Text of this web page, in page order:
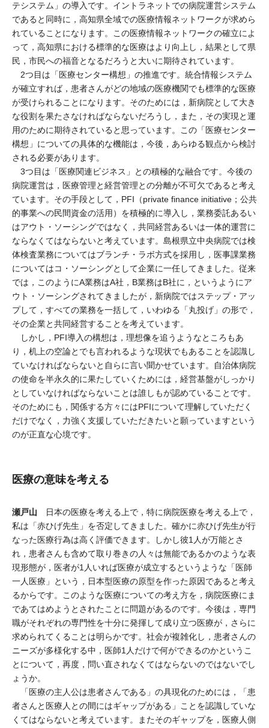
テシステム」の導入です。イントラネットでの病院運営システム
であると同時に，高知県全域での医療情報ネットワークが求めら
れていることになります。この医療情報ネットワークの確立によ
って，高知県における標準的な医療はより向上し，結果として県
民，市民への福音となるだろうと大いに期待されています。
2つ目は「医療センター構想」の推進です。統合情報システム
が確立すれば，患者さんがどの地域の医療機関でも標準的な医療
が受けられることになります。そのためには，新病院として大き
な役割を果たさなければならないだろうし，また，その実現と運
用のために期待されていると思っています。この「医療センター
構想」についての具体的な機能は，今後，あらゆる観点から検討
される必要があります。
3つ目は「医療関連ビジネス」との積極的な融合です。今後の
病院運営は，医療管理と経営管理との分離が不可欠であると考え
ています。その手段として，PFI（private finance initiative；公共
的事業への民間資金の活用）を積極的に導入し，業務委託あるい
はアウト・ソーシングではなく，共同経営あるいは一体的運営に
ならなくてはならないと考えています。島根県立中央病院では検
体検査業務についてはブランチ・ラボ方式を採用し，医事課業務
についてはコ・ソーシングとして企業に一任してきました。従来
では，このようにA業務はA社，B業務はB社に，というようにア
ウト・ソーシングされてきましたが，新病院ではステップ・アッ
プして，すべての業務を一括して，いわゆる「丸投げ」の形で，
その企業と共同経営することを考えています。
しかし，PFI導入の構想は，理想像を追うようなところもあ
り，机上の空論とでも言われるような現状でもあることを認識し
ていなければならないと自らに言い聞かせています。自治体病院
の使命を半永久的に果たしていくためには，経営基盤がしっかり
としていなければならないことは誰しもが認めていることです。
そのためにも，関係する方々にはPFIについて理解していただく
だけでなく，力強く支援していただきたいと願っていますという
のが正直な心境です。
医療の意味を考える
瀬戸山 日本の医療を考える上で，特に病院医療を考える上で，
私は「赤ひげ先生」を否定してきました。確かに赤ひげ先生が行
なった医療行為は高く評価できます。しかし彼1人が万能とさ
れ，患者さんも含めて取り巻きの人々は無能であるかのような表
現形態が，医者が1人いれば医療が成立するというような「医師
一人医療」という，日本型医療の原型を作った原因であると考え
るからです。このような医療についての考え方を，病院医療にま
であてはめようとされたことに問題があるのです。今後は，専門
職がそれぞれの専門性を十分に発揮して成り立つ医療が，さらに
求められてくることは明らかです。社会が複雑化し，患者さんの
ニーズが多様化する中，医師1人だけで何ができるのかというこ
とについて，再度，問い直されなくてはならないのではないでし
ょうか。
「医療の主人公は患者さんである」の具現化のためには，「患
者さんと医療人との間にはギャップがある」ことを認識していな
くてはならないと考えています。またそのギャップを，医療人側